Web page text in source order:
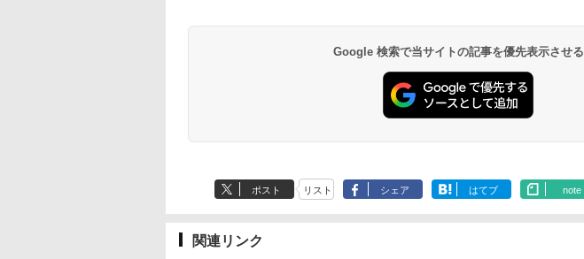
10,450円～
19,541円～
7,950円～
5,758円～
Google 検索で当サイトの記事を優先表示させる
ポスト リスト シェア はてブ note
関連リンク